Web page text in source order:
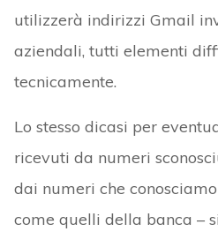
utilizzerà indirizzi Gmail
aziendali, tutti elementi
tecnicamente.
Lo stesso dicasi per
ricevuti da numeri
dai numeri che
come quelli della banca –